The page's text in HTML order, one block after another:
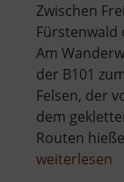
Zwischen
Fürstenwald
Am
der B101
Felsen, der
dem
Routen
weiterlesen